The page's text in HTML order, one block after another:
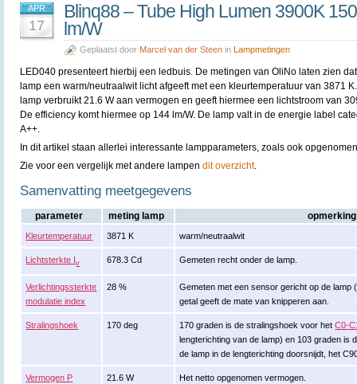
APR
17
Blinq88 – Tube High Lumen 3900K
lm/W
Geplaatst door Marcel van der Steen in Lampmetingen
LED040 presenteert hierbij een ledbuis. De metingen van OliNo laten zien
lamp een warm/neutraalwit licht afgeeft met een kleurtemperatuur van 3871
lamp verbruikt 21.6 W aan vermogen en geeft hiermee een lichtstroom van
De efficiency komt hiermee op 144 lm/W. De lamp valt in de energie label
A++.
In dit artikel staan allerlei interessante lampparameters, zoals ook
Zie voor een vergelijk met andere lampen dit overzicht.
Samenvatting meetgegevens
parameter meting lamp opmerking
Kleurtemperatuur 3871 K warm/neutraalwit
Lichtsterkte Iv 678.3 Cd Gemeten recht onder de lamp.
Verlichtingssterkte
modulatie index
28 %
Gemeten met een sensor gericht op de lamp
getal geeft de mate van knipperen aan.
Stralingshoek 170 deg 170 graden is de stralingshoek voor hetC0-
lengterichting van de lamp) en 103 graden is
de lamp in de lengterichting doorsnijdt, het
Vermogen P 21.6 W Het netto opgenomen vermogen.